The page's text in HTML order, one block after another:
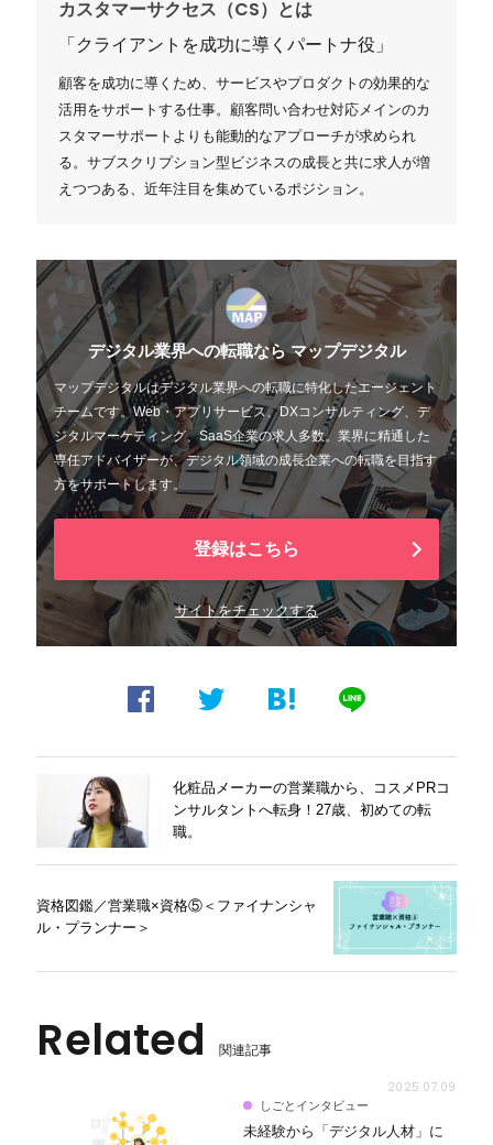
カスタマーサクセス（CS）とは
「クライアントを成功に導くパートナ役」
顧客を成功に導くため、サービスやプロダクトの効果的な
活用をサポートする仕事。顧客問い合わせ対応メインのカ
スタマーサポートよりも能動的なアプローチが求められ
る。サブスクリプション型ビジネスの成長と共に求人が増
えつつある、近年注目を集めているポジション。
デジタル業界への転職なら マップデジタル
マップデジタルはデジタル業界への転職に特化したエージェント
チームです。Web・アプリサービス、DXコンサルティング、デ
ジタルマーケティング、SaaS企業の求人多数。業界に精通した
専任アドバイザーが、デジタル領域の成長企業への転職を目指す
方をサポートします。
登録はこちら
サイトをチェックする
化粧品メーカーの営業職から、コスメPRコ
ンサルタントへ転身！27歳、初めての転
職。
資格図鑑／営業職×資格⑤＜ファイナンシャ
ル・プランナー＞
Related 関連記事
しごとインタビュー
2025.07.09
未経験から「デジタル人材」に